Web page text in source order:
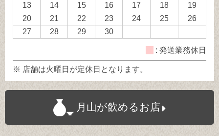
13
14 15 16 17 18
19
20
21 22 23 24 25
26
27
28 29 30
: 発送業務休日
※ 店舗は火曜日が定休日となります。
月山が飲めるお店